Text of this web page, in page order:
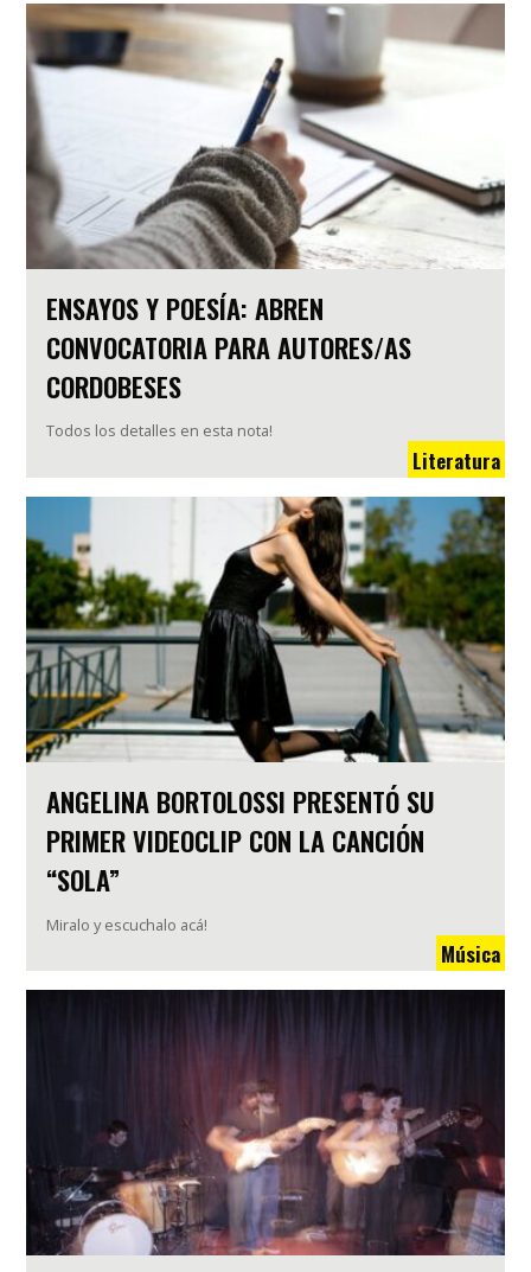
ENSAYOS Y POESÍA: ABREN
CONVOCATORIA PARA AUTORES/AS
CORDOBESES
Todos los detalles en esta nota!
Literatura
ANGELINA BORTOLOSSI PRESENTÓ SU
PRIMER VIDEOCLIP CON LA CANCIÓN
“SOLA”
Miralo y escuchalo acá!
Música